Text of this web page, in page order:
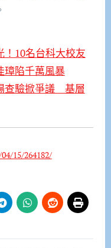
！10名台科大校友
陷千萬風暴
查驗掀爭議 基層
15/264182/